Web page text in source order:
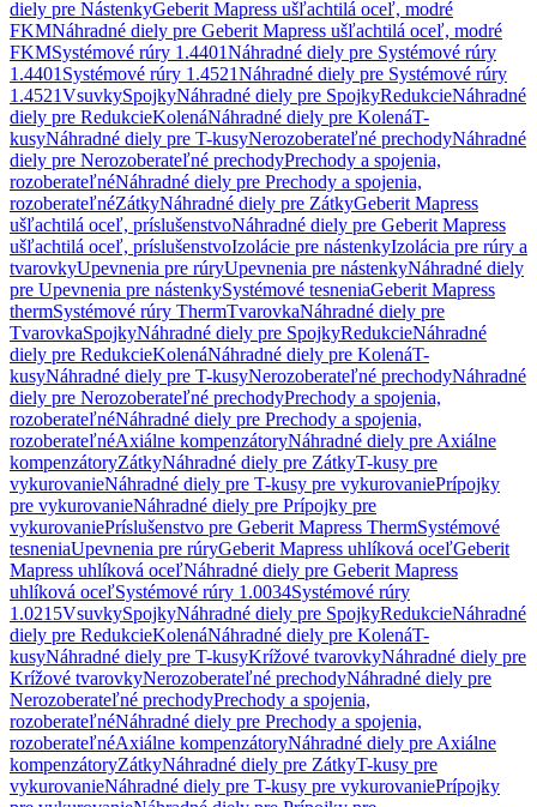
diely pre NástenkyGeberit Mapress ušľachtilá oceľ, modré
FKMNáhradné diely pre Geberit Mapress ušľachtilá oceľ, modré
FKMSystémové rúry 1.4401Náhradné diely pre Systémové rúry
1.4401 Systémové rúry 1.4521Náhradné diely pre Systémové rúry
1.4521VsuvkySpojkyNáhradné diely pre SpojkyRedukcieNáhradné
diely pre RedukcieKolenáNáhradné diely pre KolenáT-
kusyNáhradné diely pre T-kusyNerozoberateľné prechodyNáhradné
diely pre Nerozoberateľné prechodyPrechody a spojenia,
rozoberateľnéNáhradné diely pre Prechody a spojenia,
rozoberateľnéZátkyNáhradné diely pre ZátkyGeberit Mapress
ušľachtilá oceľ, príslušenstvoNáhradné diely pre Geberit Mapress
ušľachtilá oceľ, príslušenstvoIzolácie pre nástenkyIzolácia pre rúry a
tvarovkyUpevnenia pre rúryUpevnenia pre nástenkyNáhradné diely
pre Upevnenia pre nástenkySystémové tesneniaGeberit Mapress
thermSystémové rúry ThermTvarovkaNáhradné diely pre
TvarovkaSpojkyNáhradné diely pre SpojkyRedukcieNáhradné
diely pre RedukcieKolenáNáhradné diely pre KolenáT-
kusyNáhradné diely pre T-kusyNerozoberateľné prechodyNáhradné
diely pre Nerozoberateľné prechodyPrechody a spojenia,
rozoberateľnéNáhradné diely pre Prechody a spojenia,
rozoberateľnéAxiálne kompenzátoryNáhradné diely pre Axiálne
kompenzátoryZátkyNáhradné diely pre ZátkyT-kusy pre
vykurovanieNáhradné diely pre T-kusy pre vykurovaniePrípojky
pre vykurovanieNáhradné diely pre Prípojky pre
vykurovaniePríslušenstvo pre Geberit Mapress ThermSystémové
tesneniaUpevnenia pre rúryGeberit Mapress uhlíková oceľGeberit
Mapress uhlíková oceľNáhradné diely pre Geberit Mapress
uhlíková oceľSystémové rúry 1.0034Systémové rúry
1.0215VsuvkySpojkyNáhradné diely pre SpojkyRedukcieNáhradné
diely pre RedukcieKolenáNáhradné diely pre KolenáT-
kusyNáhradné diely pre T-kusyKrížové tvarovkyNáhradné diely pre
Krížové tvarovkyNerozoberateľné prechodyNáhradné diely pre
Nerozoberateľné prechodyPrechody a spojenia,
rozoberateľnéNáhradné diely pre Prechody a spojenia,
rozoberateľnéAxiálne kompenzátoryNáhradné diely pre Axiálne
kompenzátoryZátkyNáhradné diely pre ZátkyT-kusy pre
vykurovanieNáhradné diely pre T-kusy pre vykurovaniePrípojky